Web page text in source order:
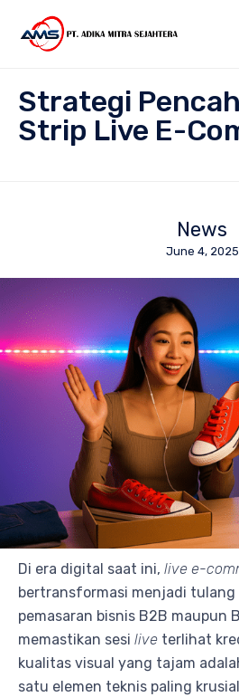
Strategi
Strip Live E-
News
June 4, 2025
Di era digital saat ini, live e-
bertransformasi menjadi
pemasaran bisnis B2B maupun
memastikan sesi live terlihat
kualitas visual yang tajam
satu elemen teknis paling